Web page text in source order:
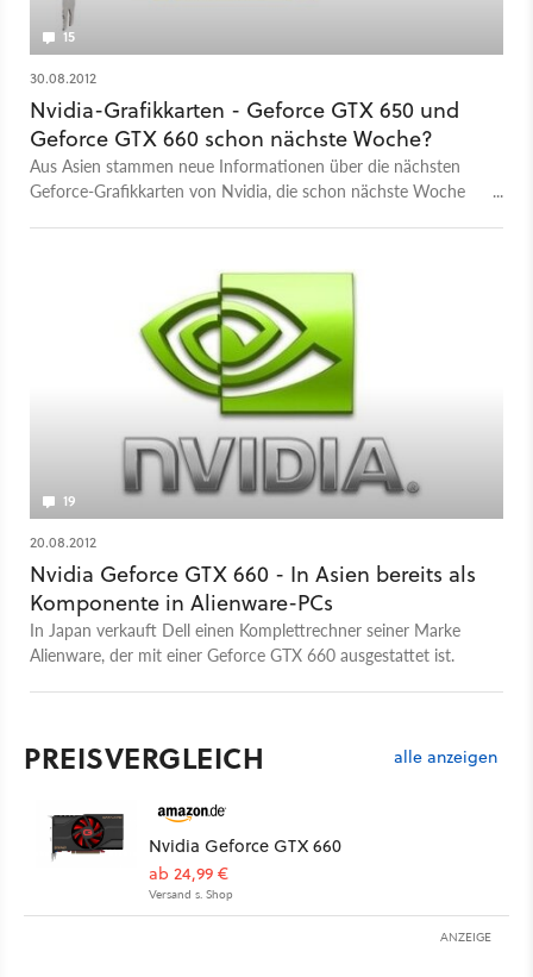
15
30.08.2012
Nvidia-Grafikkarten - Geforce GTX 650 und
Geforce GTX 660 schon nächste Woche?
Aus Asien stammen neue Informationen über die nächsten
Geforce-Grafikkarten von Nvidia, die schon nächste Woche
19
20.08.2012
Nvidia Geforce GTX 660 - In Asien bereits als
Komponente in Alienware-PCs
In Japan verkauft Dell einen Komplettrechner seiner Marke
Alienware, der mit einer Geforce GTX 660 ausgestattet ist.
PREISVERGLEICH alle anzeigen
Nvidia Geforce GTX 660
ab 24,99 €
Versand s. Shop
ANZEIGE